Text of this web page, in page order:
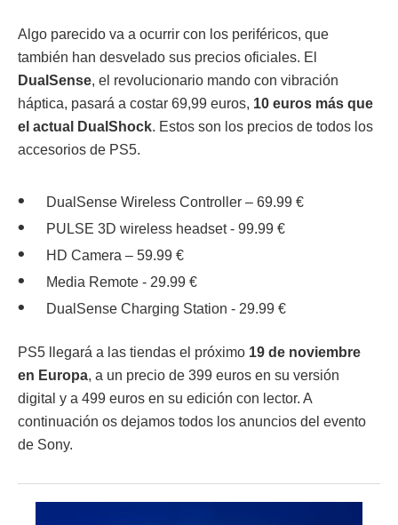
Algo parecido va a ocurrir con los periféricos, que
también han desvelado sus precios oficiales. El
DualSense, el revolucionario mando con vibración
háptica, pasará a costar 69,99 euros, 10 euros más que
el actual DualShock. Estos son los precios de todos los
accesorios de PS5.
DualSense Wireless Controller – 69.99 €
PULSE 3D wireless headset - 99.99 €
HD Camera – 59.99 €
Media Remote - 29.99 €
DualSense Charging Station - 29.99 €
PS5 llegará a las tiendas el próximo 19 de noviembre
en Europa, a un precio de 399 euros en su versión
digital y a 499 euros en su edición con lector. A
continuación os dejamos todos los anuncios del evento
de Sony.